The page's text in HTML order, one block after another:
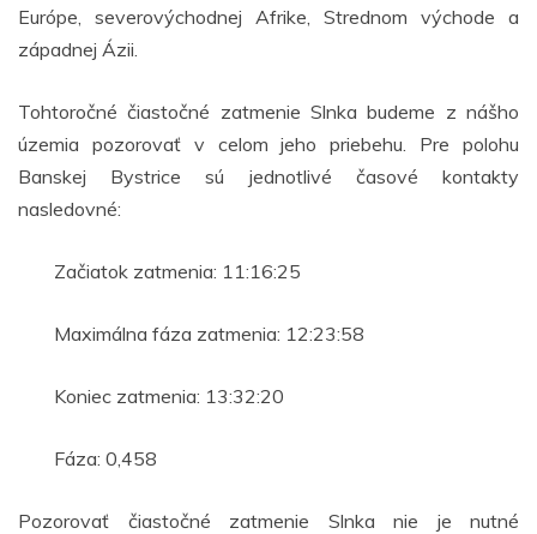
Európe, severovýchodnej Afrike, Strednom východe a
západnej Ázii.
Tohtoročné čiastočné zatmenie Slnka budeme z nášho
územia pozorovať v celom jeho priebehu. Pre polohu
Banskej Bystrice sú jednotlivé časové kontakty
nasledovné:
Začiatok zatmenia: 11:16:25
Maximálna fáza zatmenia: 12:23:58
Koniec zatmenia: 13:32:20
Fáza: 0,458
Pozorovať čiastočné zatmenie Slnka nie je nutné